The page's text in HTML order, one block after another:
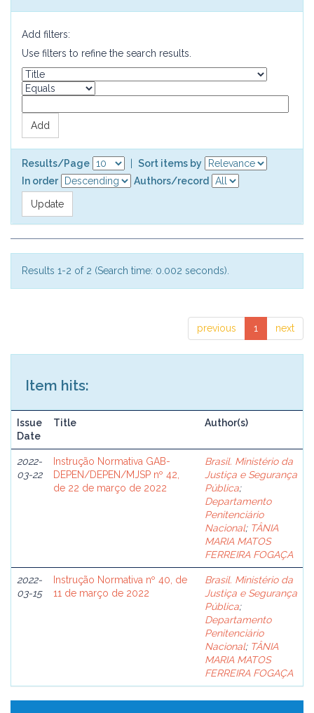
Add filters:
Use filters to refine the search results.
Results/Page
Sort items by
In order
Authors/record
Results 1-2 of 2 (Search time: 0.002 seconds).
previous 1 next
Item hits:
Issue
Date
Title Author(s)
2022-
03-22
Instrução Normativa GAB-
DEPEN/DEPEN/MJSP nº 42,
de 22 de março de 2022
Brasil. Ministério da
Justiça e Segurança
Pública;
Departamento
Penitenciário
Nacional; TÂNIA
MARIA MATOS
FERREIRA FOGAÇA
2022-
03-15
Instrução Normativa nº 40, de
11 de março de 2022
Brasil. Ministério da
Justiça e Segurança
Pública;
Departamento
Penitenciário
Nacional; TÂNIA
MARIA MATOS
FERREIRA FOGAÇA